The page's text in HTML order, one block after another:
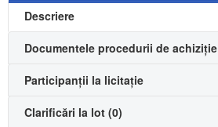
Descriere
Documentele procedurii de achiziție
Participanții la licitație
Clarificări la lot (0)